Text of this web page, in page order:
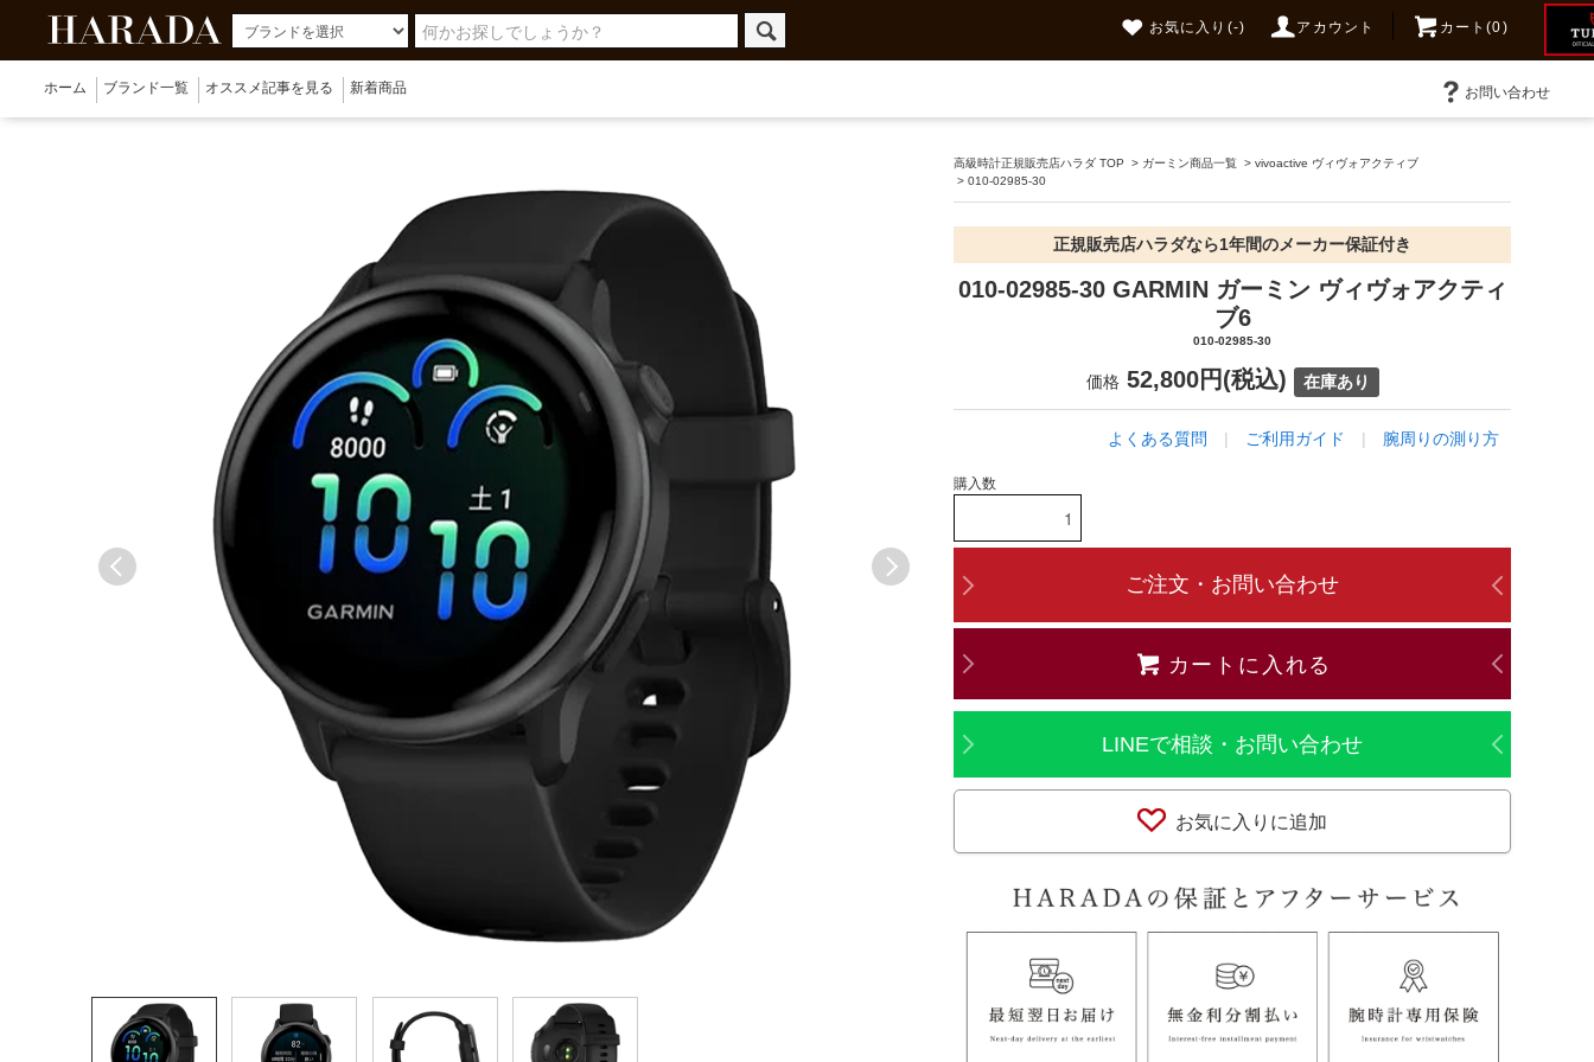
お気に入り (-) アカウント カート(0)
ホーム ブランド一覧 オススメ記事を見る 新着商品 お問い合わせ
高級時計正規販売店ハラダ TOP > ガーミン商品一覧 >vivoactive ヴィヴォアクティブ
>010-02985-30
正規販売店ハラダなら1年間のメーカー保証付き
010-02985-30 GARMIN ガーミン ヴィヴォアクティ
ブ6
010-02985-30
価格52,800円(税込) 在庫あり
よくある質問 | ご利用ガイド | 腕周りの測り方
購入数
ご注文・お問い合わせ
カートに入れる
LINEで相談・お問い合わせ
お気に入りに追加